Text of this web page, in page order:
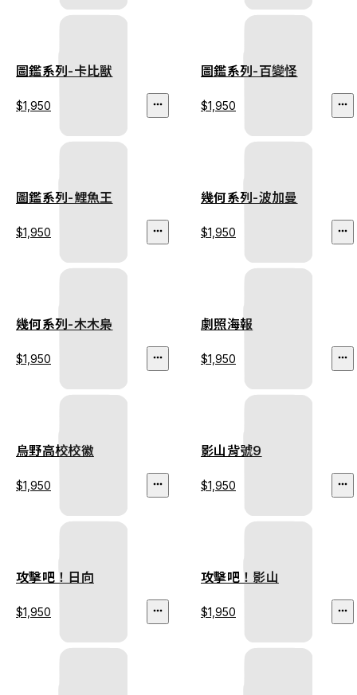
圖鑑系列-卡比獸
$1,950
圖鑑系列-百變怪
$1,950
圖鑑系列-鯉魚王
$1,950
幾何系列-波加曼
$1,950
幾何系列-木木梟
$1,950
劇照海報
$1,950
烏野高校校徽
$1,950
影山背號9
$1,950
攻擊吧！日向
$1,950
攻擊吧！影山
$1,950